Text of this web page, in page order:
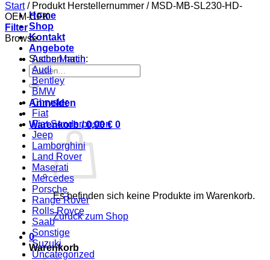
Home
Shop
Kontakt
Angebote
Suchen nach:
Anmelden
Warenkorb /0,00€ 0
Es befinden sich keine Produkte im Warenkorb.
Zurück zum Shop
0
Warenkorb
Start /Produkt Herstellernummer /MSD-MB-SL230-HD-
OEM-CFK
Filter
Browse
Aston Martin
Audi
Bentley
BMW
Chrysler
Fiat
Fiat Sonderposten
Jeep
Lamborghini
Land Rover
Maserati
Mercedes
Porsche
Range Rover
Rolls Royce
Saab
Sonstige
Suzuki
Uncategorized